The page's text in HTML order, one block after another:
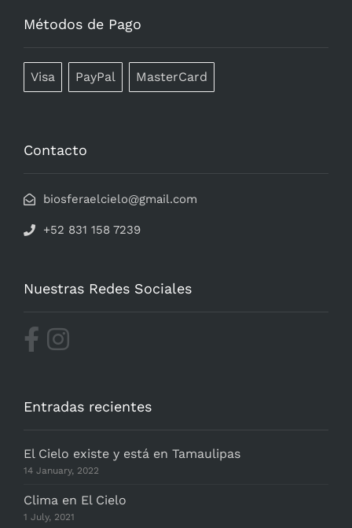
Métodos de Pago
Visa PayPal MasterCard
Contacto
biosferaelcielo@gmail.com
+52 831 158 7239
Nuestras Redes Sociales
Entradas recientes
El Cielo existe y está en Tamaulipas
14 January, 2022
Clima en El Cielo
1 July, 2021